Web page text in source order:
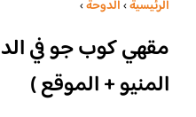
الرئيسية›الدوحة›
مقهي كوب جو في
المنيو + الموقع )